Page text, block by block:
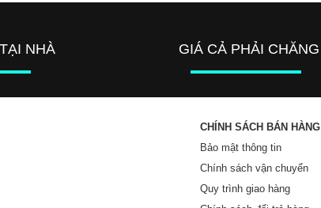
NHÀ GIÁ CẢ PHẢI CHĂNG
CHÍNH SÁCH BÁN HÀNG
Bảo mật thông tin
Chính sách vận chuyển
Quy trình giao hàng